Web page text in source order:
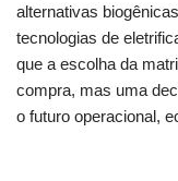
alternativas
tecnologias de
que a escolha da
compra, mas uma
o futuro operacional,